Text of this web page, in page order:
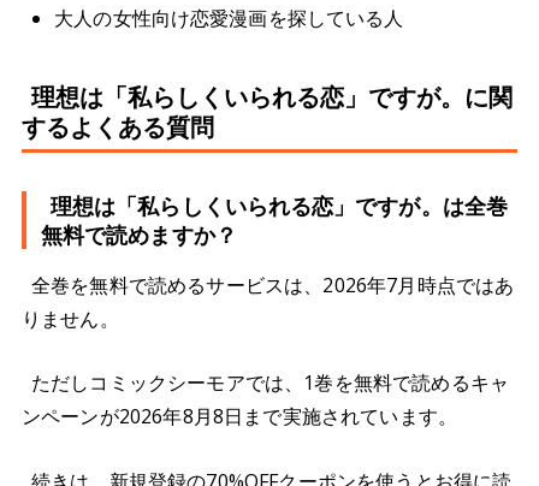
大人の女性向け恋愛漫画を探している人
理想は「私らしくいられる恋」ですが。に関
するよくある質問
理想は「私らしくいられる恋」ですが。は全巻
無料で読めますか？
全巻を無料で読めるサービスは、2026年7月時点ではあ
りません。
ただしコミックシーモアでは、1巻を無料で読めるキャ
ンペーンが2026年8月8日まで実施されています。